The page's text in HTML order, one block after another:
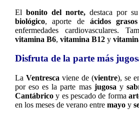
El bonito del norte, destaca por
biológico, aporte de ácidos grasos
enfermedades cardiovasculares.
vitamina B6, vitamina B12y
Disfruta de la parte más
La Ventresca viene de (vientre), se
por eso es la parte mas jugosa y
Cantábricoy es pescado de forma
en los meses de verano entre mayoy